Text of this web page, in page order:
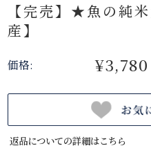
【完売】★魚の純
産】
価格: ¥3,780
返品についての詳細はこちら